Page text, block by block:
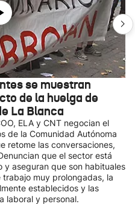
se muestran
de la huelga de
La Blanca
ELA y CNT negocian el
de la Comunidad Autónoma
retome las conversaciones,
que el sector está
aseguran que son habituales
muy prolongadas, la
establecidos y las
laboral y personal.